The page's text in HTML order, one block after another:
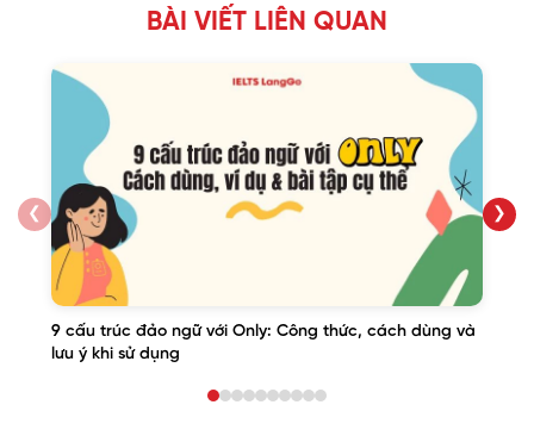
BÀI VIẾT LIÊN QUAN
❮
9 cấu trúc đảo ngữ với Only: Công thức, cách dùng và
lưu ý khi sử dụng
❯